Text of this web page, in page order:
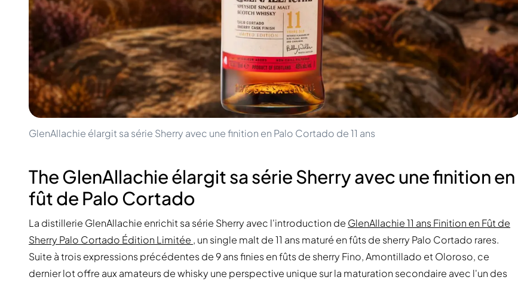
200-500€
Prochaines Sorties
Collections
Favoris des Clients
Rare & de Collection
Éditions Limitées
Distillerie Fermée
Whisky Doux
Diplomatico
Don Julio
Gin Mare
Mangabeiras
Hennessy
Martell
Monkey 47
Remy Martin
Ron Zacapa
GlenAllachie élargit sa série Sherry avec une finition en Palo Cortado de 11 ans
The GlenAllachie élargit sa série Sherry avec une finition en
fût de Palo Cortado
La distillerie GlenAllachie enrichit sa série Sherry avec l'introduction de GlenAllachie 11 ans Finition en Fût de
Sherry Palo Cortado Édition Limitée , un single malt de 11 ans maturé en fûts de sherry Palo Cortado rares.
Suite à trois expressions précédentes de 9 ans finies en fûts de sherry Fino, Amontillado et Oloroso, ce
dernier lot offre aux amateurs de whisky une perspective unique sur la maturation secondaire avec l'un des